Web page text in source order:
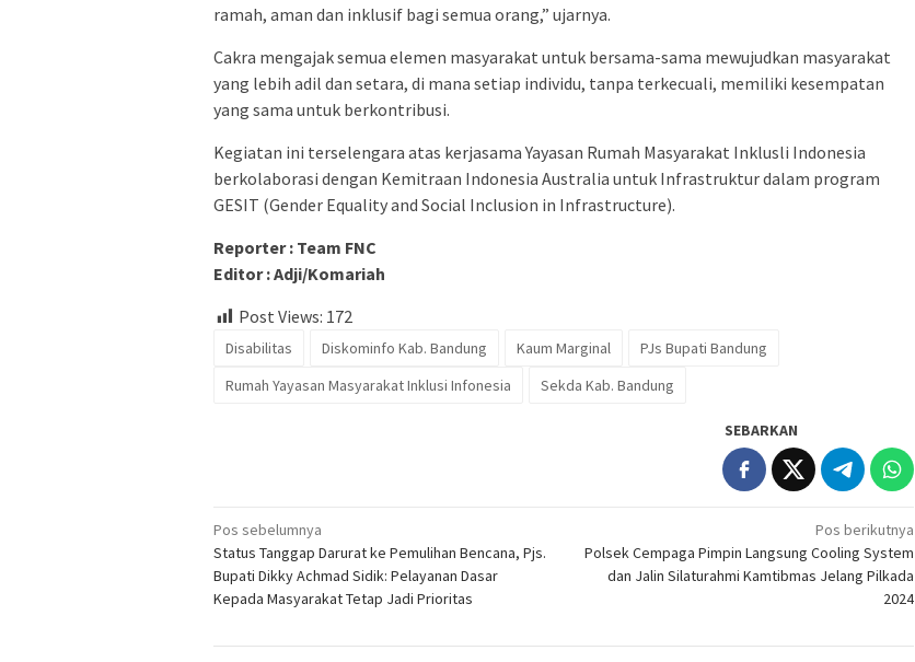
ramah, aman dan inklusif bagi semua orang,” ujarnya.
Cakra mengajak semua elemen masyarakat untuk bersama-sama mewujudkan masyarakat
yang lebih adil dan setara, di mana setiap individu, tanpa terkecuali, memiliki kesempatan
yang sama untuk berkontribusi.
Kegiatan ini terselengara atas kerjasama Yayasan Rumah Masyarakat Inklusli Indonesia
berkolaborasi dengan Kemitraan Indonesia Australia untuk Infrastruktur dalam program
GESIT (Gender Equality and Social Inclusion in Infrastructure).
Reporter : Team FNC
Editor : Adji/Komariah
Post Views: 172
Disabilitas Diskominfo Kab. Bandung Kaum Marginal
PJs Bupati Bandung
Rumah Yayasan Masyarakat Inklusi Infonesia
Sekda Kab. Bandung
SEBARKAN
Navigasi
pos
Pos sebelumnya
Status Tanggap Darurat ke Pemulihan Bencana, Pjs.
Bupati Dikky Achmad Sidik: Pelayanan Dasar
Kepada Masyarakat Tetap Jadi Prioritas
Pos berikutnya
Polsek Cempaga Pimpin Langsung Cooling System
dan Jalin Silaturahmi Kamtibmas Jelang Pilkada
2024